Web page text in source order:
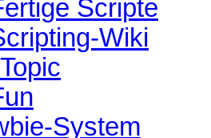
Scripte
Wiki
System